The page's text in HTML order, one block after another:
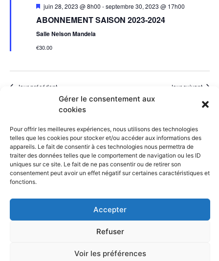
Gérer le consentement aux
cookies
Pour offrir les meilleures expériences, nous utilisons des technologies
telles que les cookies pour stocker et/ou accéder aux informations des
appareils. Le fait de consentir à ces technologies nous permettra de
traiter des données telles que le comportement de navigation ou les ID
uniques sur ce site. Le fait de ne pas consentir ou de retirer son
consentement peut avoir un effet négatif sur certaines caractéristiques et
fonctions.
Accepter
Refuser
Voir les préférences
Mis
avant
juin 28, 2023 @ 8h00 -septembre 30, 2023 @ 17h00
ABONNEMENT SAISON 2023-2024
Salle Nelson Mandela
€30.00
Jour précédent Jour suivant
Retrouvez l’ASA sur
Partenaires Mentions légales